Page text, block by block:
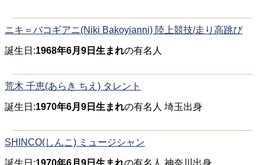
ニキ＝バコギアニ(Niki Bakoyianni) 陸上競技/走り高跳び
誕生日:1968年6月9日生まれの有名人
荒木 千恵(あらき ちえ) タレント
誕生日:1970年6月9日生まれの有名人 埼玉出身
SHINCO(しんこ) ミュージシャン
誕生日:1970年6月9日生まれの有名人 神奈川出身